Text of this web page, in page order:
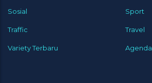
Sosial Sport
Traffic Travel
Variety Terbaru Agenda